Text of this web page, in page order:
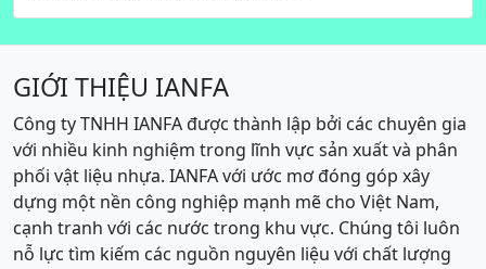
GIỚI THIỆU IANFA
Công ty TNHH IANFA được thành lập bởi các chuyên gia
với nhiều kinh nghiệm trong lĩnh vực sản xuất và phân
phối vật liệu nhựa. IANFA với ước mơ đóng góp xây
dựng một nền công nghiệp mạnh mẽ cho Việt Nam,
cạnh tranh với các nước trong khu vực. Chúng tôi luôn
nỗ lực tìm kiếm các nguồn nguyên liệu với chất lượng